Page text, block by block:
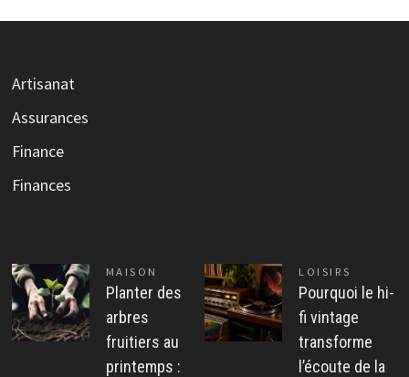
Artisanat
Assurances
Finance
Finances
MAISON
Planter des
arbres
fruitiers au
printemps :
LOISIRS
Pourquoi le hi-
fi vintage
transforme
l’écoute de la